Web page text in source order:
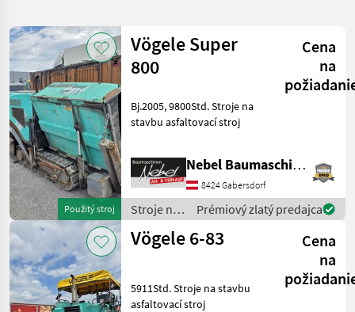
Kategória 4 Krajina Filtre
AKTUÁLNA
CESTA
stavebná
technika
Stroje
Na
Stavbu
Asfaltovaci
Stroj
Voegele
VYBRAŤ
KATEGÓRIU
Resetovať
Zobraziť 3
výsledkov
Použitý stroj
Vögele Super
800
Cena
na
Bj.2005, 9800Std. Stroje na
stavbu asfaltovací stroj
Nebel Baumaschinen
8424 Gabersdorf
Stroje na
stavbu /
Vögele
Prémiový zlatý predajca
Vögele 6-83
Cena
na
5911Std. Stroje na stavbu
asfaltovací stroj